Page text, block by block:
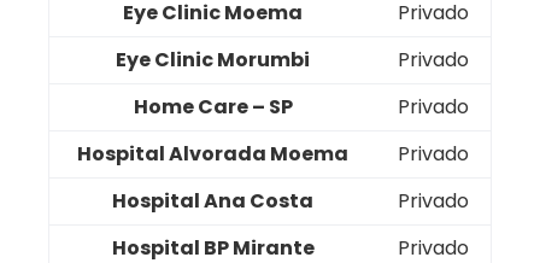
Eye Clinic Moema
Privado
Eye Clinic Morumbi
Privado
Home Care – SP
Privado
Hospital Alvorada Moema
Privado
Hospital Ana Costa
Privado
Hospital BP Mirante
Privado